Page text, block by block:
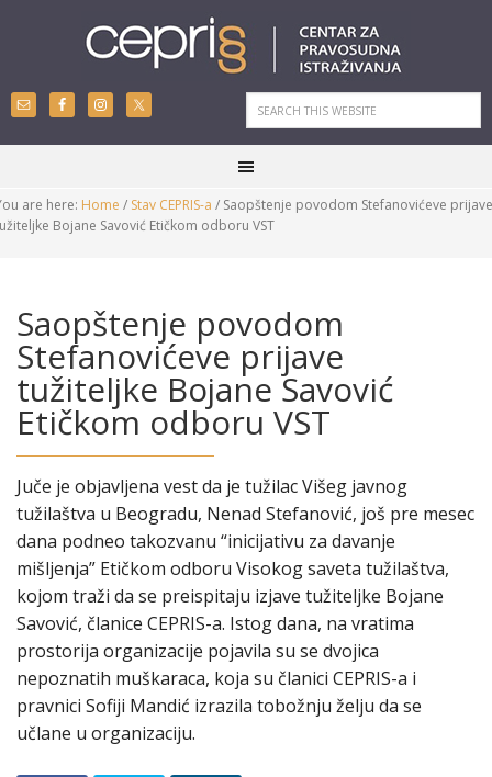
are here: Home / Stav CEPRIS-a / Saopštenje povodom Stefanovićeve prijave
Bojane Savović Etičkom odboru VST
Saopštenje povodom
Stefanovićeve prijave
tužiteljke Bojane Savović
Etičkom odboru VST
Juče je objavljena vest da je tužilac Višeg javnog
tužilaštva u Beogradu, Nenad Stefanović, još pre mesec
dana podneo takozvanu “inicijativu za davanje
mišljenja” Etičkom odboru Visokog saveta tužilaštva,
kojom traži da se preispitaju izjave tužiteljke Bojane
Savović, članice CEPRIS-a. Istog dana, na vratima
prostorija organizacije pojavila su se dvojica
nepoznatih muškaraca, koja su članici CEPRIS-a i
pravnici Sofiji Mandić izrazila tobožnju želju da se
učlane u organizaciju.